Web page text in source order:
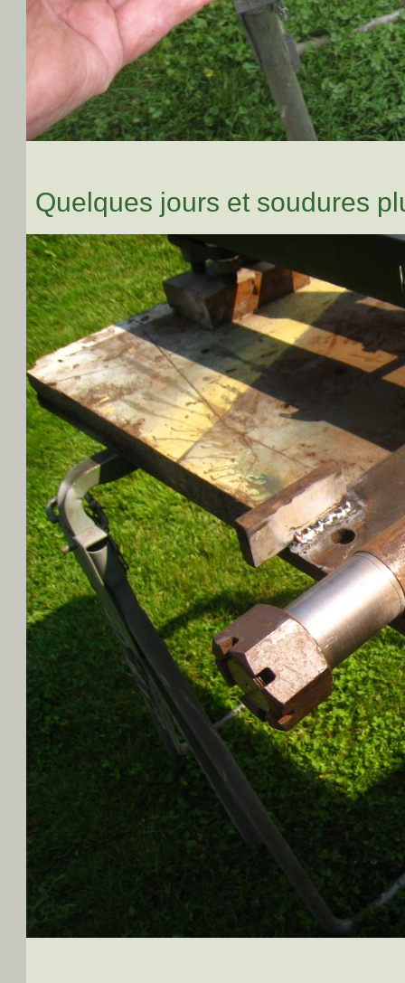
Quelques jours et soudures